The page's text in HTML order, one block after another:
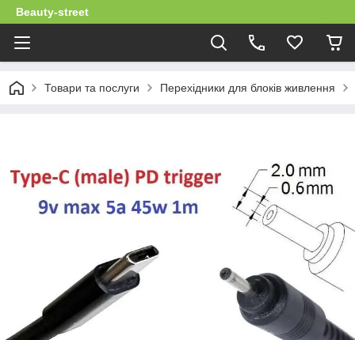
Beauty-street
Товари та послуги Перехідники для блоків живлення